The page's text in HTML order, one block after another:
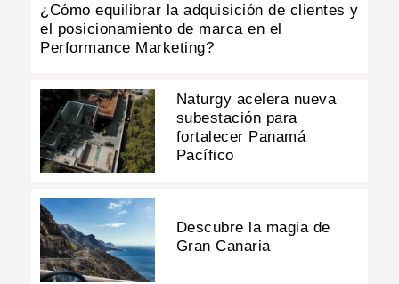
¿Cómo equilibrar la adquisición de clientes y
el posicionamiento de marca en el
Performance Marketing?
Naturgy acelera nueva
subestación para
fortalecer Panamá
Pacífico
Descubre la magia de
Gran Canaria